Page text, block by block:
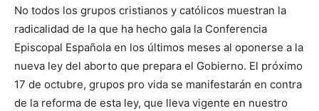
No todos los grupos cristianos y católicos muestran la
radicalidad de la que ha hecho gala la Conferencia
Episcopal Española en los últimos meses al oponerse a la
nueva ley del aborto que prepara el Gobierno. El próximo
17 de octubre, grupos pro vida se manifestarán en contra
de la reforma de esta ley, que lleva vigente en nuestro